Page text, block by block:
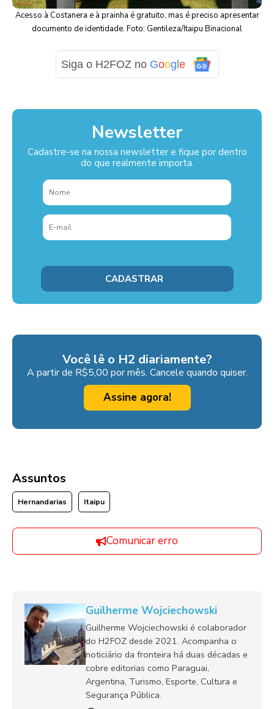
Acesso à Costanera e à prainha é gratuito, mas é preciso apresentar
documento de identidade. Foto: Gentileza/Itaipu Binacional
Siga o H2FOZ no Google
Newsletter
Cadastre-se na nossa newsletter e fique por dentro
do que realmente importa.
Você lê o H2 diariamente?
A partir de R$5,00 por mês. Cancele quando quiser.
Assine agora!
Assuntos
Hernandarias Itaipu
Comunicar erro
Guilherme Wojciechowski
Guilherme Wojciechowski é colaborador
do H2FOZ desde 2021. Acompanha o
noticiário da fronteira há duas décadas e
cobre editorias como Paraguai,
Argentina, Turismo, Esporte, Cultura e
Segurança Pública.